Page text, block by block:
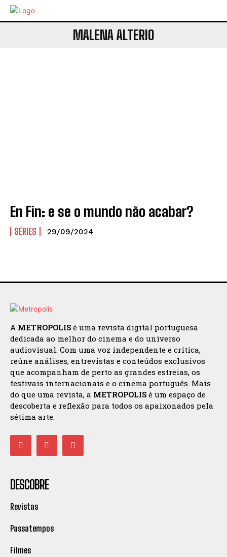
MALENA ALTERIO
En Fin: e se o mundo não acabar?
SÉRIES 29/09/2024
A METROPOLIS é uma revista digital portuguesa
dedicada ao melhor do cinema e do universo
audiovisual. Com uma voz independente e crítica,
reúne análises, entrevistas e conteúdos exclusivos
que acompanham de perto as grandes estreias, os
festivais internacionais e o cinema português. Mais
do que uma revista, a METROPOLIS é um espaço de
descoberta e reflexão para todos os apaixonados pela
sétima arte.
DESCOBRE
Revistas
Passatempos
Filmes